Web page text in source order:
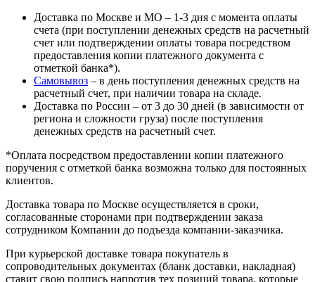
Доставка по Москве и МО – 1-3 дня с момента оплаты
счета (при поступлении денежных средств на расчетный
счет или подтверждении оплаты товара посредством
предоставления копии платежного документа с
отметкой банка*).
Самовывоз – в день поступления денежных средств на
расчетный счет, при наличии товара на складе.
Доставка по России – от 3 до 30 дней (в зависимости от
региона и сложности груза) после поступления
денежных средств на расчетный счет.
*Оплата посредством предоставлении копии платежного
поручения с отметкой банка возможна только для постоянных
клиентов.
Доставка товара по Москве осуществляется в сроки,
согласованные сторонами при подтверждении заказа
сотрудником Компании до подъезда компании-заказчика.
При курьерской доставке товара покупатель в
сопроводительных документах (бланк доставки, накладная)
ставит свою подпись напротив тех позиций товара, которые